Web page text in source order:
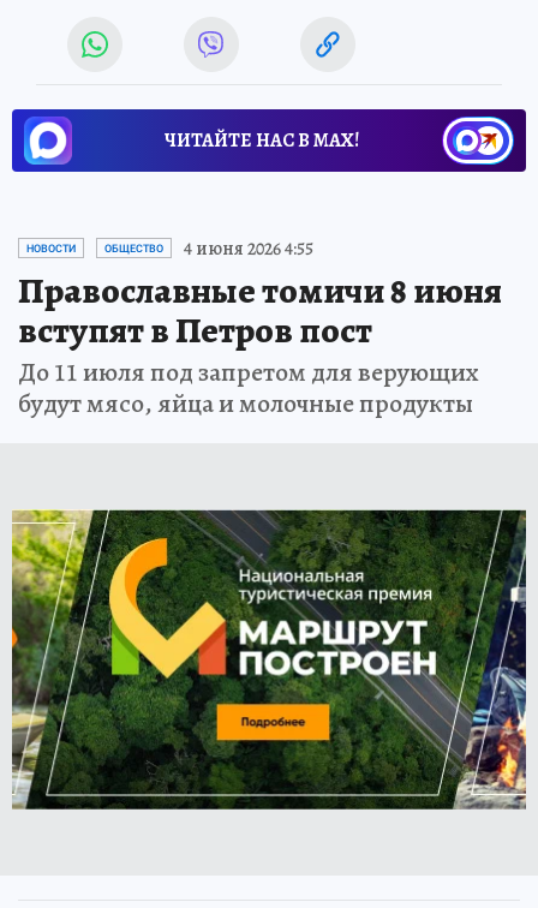
ЧИТАЙТЕ НАС В МАХ!
НОВОСТИ ОБЩЕСТВО 4 июня 2026 4:55
Православные томичи 8 июня
вступят в Петров пост
До 11 июля под запретом для верующих
будут мясо, яйца и молочные продукты